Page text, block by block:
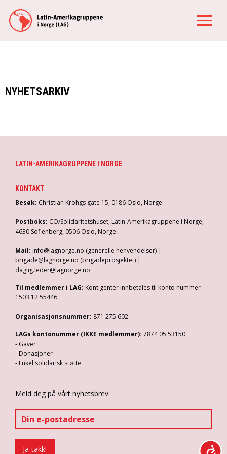
NYHETSARKIV
LATIN-AMERIKAGRUPPENE I NORGE
KONTAKT
Besøk: Christian Krohgs gate 15, 0186 Oslo, Norge
Postboks: CO/Solidaritetshuset, Latin-Amerikagruppene i Norge,
4630 Sofienberg, 0506 Oslo, Norge.
Mail: info@lagnorge.no (generelle henvendelser) |
brigade@lagnorge.no (brigadeprosjektet) |
daglig.leder@lagnorge.no
Til medlemmer i LAG: Kontigenter innbetales til konto nummer
1503 12 55446
Organisasjonsnummer: 871 275 602
LAGs kontonummer (IKKE medlemmer): 7874 05 53150
- Gaver
- Donasjoner
- Enkel solidarisk støtte
Meld deg på vårt nyhetsbrev: